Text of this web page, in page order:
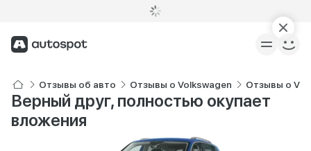
Отзывы об авто Отзывы о Volkswagen Отзывы о
Верный друг, полностью окупает
вложения